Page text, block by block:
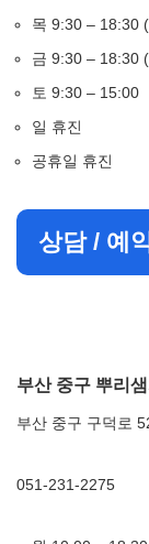
목 9:30 – 18:30
금 9:30 – 18:30
토 9:30 – 15:00
일 휴진
공휴일 휴진
상담 / 예
부산 중구 뿌리
부산 중구 구덕로
051-231-2275